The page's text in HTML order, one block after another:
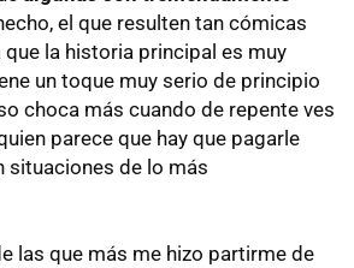
el que resulten tan cómicas
la historia principal es muy
un toque muy serio de principio
choca más cuando de repente ves
parece que hay que pagarle
situaciones de lo más
las que más me hizo partirme de